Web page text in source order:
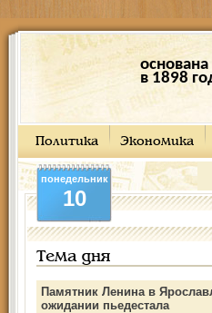
основана
в 1898
Политика Экономика
понедельник
10
Тема дня
Памятник Ленина в
ожидании пьедестала